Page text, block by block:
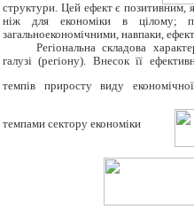
структури. Цей ефект є позитивним,
ніж для економіки в цілому;
загальноекономічними, навпаки,
Регіональна складова
галузі (регіону). Внесок її
темпів приросту виду
темпами сектору економіки